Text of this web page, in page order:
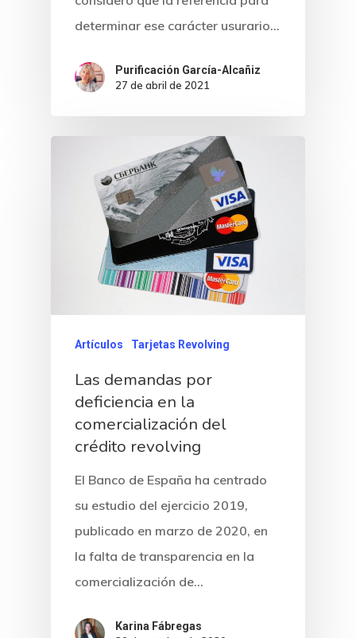
determinar ese carácter usurario…
Purificación García-Alcañiz
27 de abril de 2021
Artículos Tarjetas Revolving
Las demandas por
deficiencia en la
comercialización del
crédito revolving
El Banco de España ha centrado
su estudio del ejercicio 2019,
publicado en marzo de 2020, en
la falta de transparencia en la
comercialización de…
Karina Fábregas
Revista
Café Jurídico
Colabora
¿Quiénes